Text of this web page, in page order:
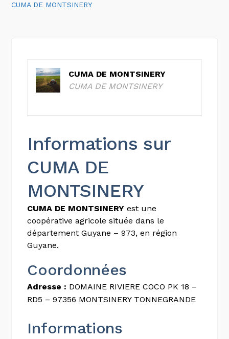
CUMA DE MONTSINERY
CUMA DE MONTSINERY
CUMA DE MONTSINERY
Informations sur
CUMA DE
MONTSINERY
CUMA DE MONTSINERY est une
coopérative agricole située dans le
département Guyane – 973, en région
Guyane.
Coordonnées
Adresse : DOMAINE RIVIERE COCO PK 18 –
RD5 – 97356 MONTSINERY TONNEGRANDE
Informations